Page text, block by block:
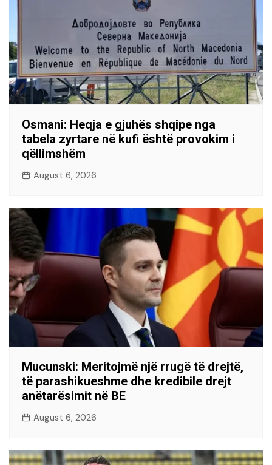
Osmani: Heqja e gjuhës shqipe nga
tabela zyrtare në kufi është provokim i
qëllimshëm
August 6, 2026
Mucunski: Meritojmë një rrugë të drejtë,
të parashikueshme dhe kredibile drejt
anëtarësimit në BE
August 6, 2026